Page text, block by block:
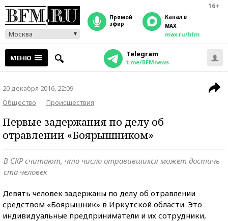
16+
Москва
прямой
эфир
Канал в
MAX
max.ru/bfm
МЕНЮ Telegram
t.me/BFMnews
20 декабря 2016, 22:09
Общество
Происшествия
Первые задержания по делу об
отравлении «Боярышником»
В СКР считают, что число отравившихся может достичь
ста человек
Девять человек задержаны по делу об отравлении
средством «Боярышник» в Иркутской области. Это
индивидуальные предприниматели и их сотрудники,